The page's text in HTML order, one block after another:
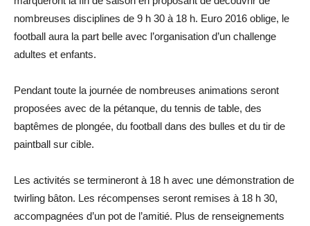
nombreuses disciplines de 9 h 30 à 18 h. Euro 2016 oblige, le
football aura la part belle avec l’organisation d’un challenge
adultes et enfants.
Pendant toute la journée de nombreuses animations seront
proposées avec de la pétanque, du tennis de table, des
baptêmes de plongée, du football dans des bulles et du tir de
paintball sur cible.
Les activités se termineront à 18 h avec une démonstration de
twirling bâton. Les récompenses seront remises à 18 h 30,
accompagnées d’un pot de l’amitié. Plus de renseignements